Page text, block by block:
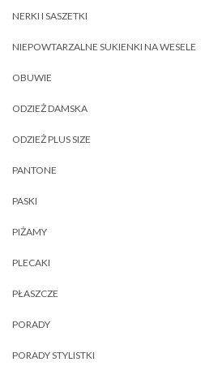
NERKI I SASZETKI
NIEPOWTARZALNE SUKIENKI NA WESELE
OBUWIE
ODZIEŻ DAMSKA
ODZIEŻ PLUS SIZE
PANTONE
PASKI
PIŻAMY
PLECAKI
PŁASZCZE
PORADY
PORADY STYLISTKI